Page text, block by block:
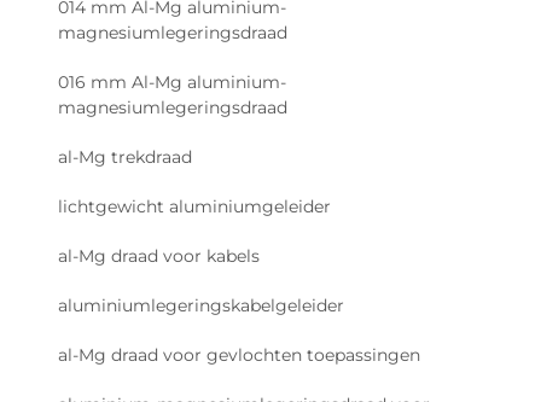
014 mm Al-Mg aluminium-
magnesiumlegeringsdraad
016 mm Al-Mg aluminium-
magnesiumlegeringsdraad
al-Mg trekdraad
lichtgewicht aluminiumgeleider
al-Mg draad voor kabels
aluminiumlegeringskabelgeleider
al-Mg draad voor gevlochten toepassingen